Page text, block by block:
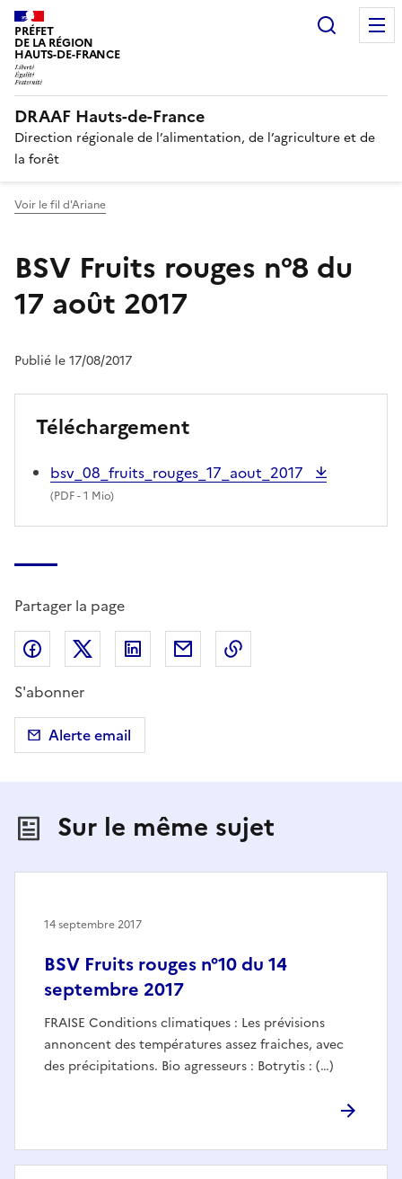
PRÉFET
DE LA RÉGION
HAUTS-DE-FRANCE
DRAAF Hauts-de-France
Direction régionale de l’alimentation, de l’agriculture et de
la forêt
Voir le fil d'Ariane
BSV Fruits rouges n°8 du
17 août 2017
Publié le 17/08/2017
Téléchargement
bsv_08_fruits_rouges_17_aout_2017
(PDF- 1 Mio)
Partager la page
Partager sur Facebook
Partager sur X (anciennement Twitter)
Partager sur LinkedIn
Partager par email
S'abonner
Alerte email
Sur le même sujet
BSV Fruits rouges n°10 du 14
septembre 2017
FRAISE Conditions climatiques : Les prévisions
annoncent des températures assez fraiches, avec
des précipitations. Bio agresseurs : Botrytis : (…)
14 septembre 2017